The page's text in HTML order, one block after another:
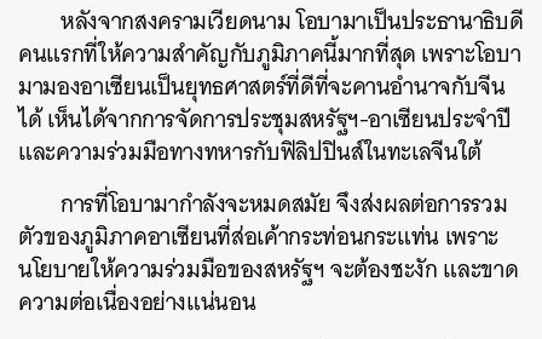
หลังจากสงครามเวียดนาม โอบามาเป็นประธานาธิบดี
คนแรกที่ให้ความสำคัญกับภูมิภาคนี้มากที่สุด เพราะโอบา
มามองอาเซียนเป็นยุทธศาสตร์ที่ดีที่จะคานอำนาจกับจีน
ได้ เห็นได้จากการจัดการประชุมสหรัฐฯ-อาเซียนประจำปี
และความร่วมมือทางทหารกับฟิลิปปินส์ในทะเลจีนใต้
การที่โอบามากำลังจะหมดสมัย จึงส่งผลต่อการรวม
ตัวของภูมิภาคอาเซียนที่ส่อเค้ากระท่อนกระแท่น เพราะ
นโยบายให้ความร่วมมือของสหรัฐฯ จะต้องชะงัก และขาด
ความต่อเนื่องอย่างแน่นอน